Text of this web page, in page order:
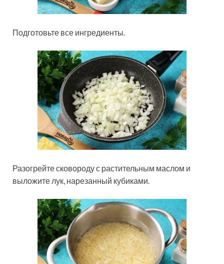
Подготовьте все ингредиенты.
Разогрейте сковороду с растительным маслом и
выложите лук, нарезанный кубиками.